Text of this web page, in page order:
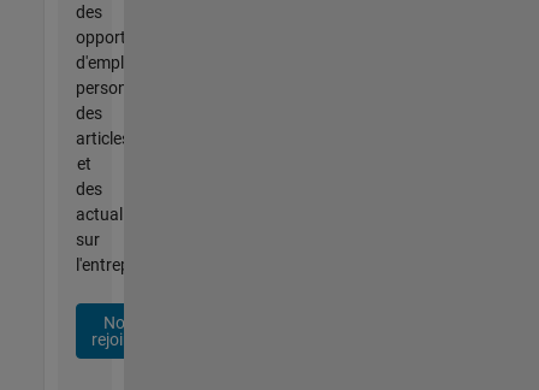
des
opportunités
d'emploi
personnalisées,
des
articles
et
des
actualités
sur
l'entreprise.
Nous
rejoindre